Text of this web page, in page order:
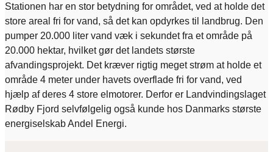
Stationen har en stor betydning for området, ved at holde det
store areal fri for vand, så det kan opdyrkes til landbrug. Den
pumper 20.000 liter vand væk i sekundet fra et område på
20.000 hektar, hvilket gør det landets største
afvandingsprojekt. Det kræver rigtig meget strøm at holde et
område 4 meter under havets overflade fri for vand, ved
hjælp af deres 4 store elmotorer. Derfor er Landvindingslaget
Rødby Fjord selvfølgelig også kunde hos Danmarks største
energiselskab Andel Energi.